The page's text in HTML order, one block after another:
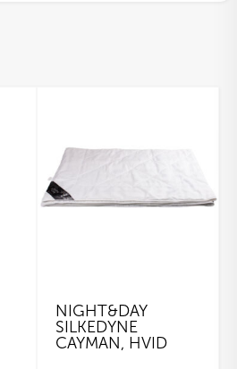
NIGHT&DAY
SILKEDYNE
CAYMAN, HVID